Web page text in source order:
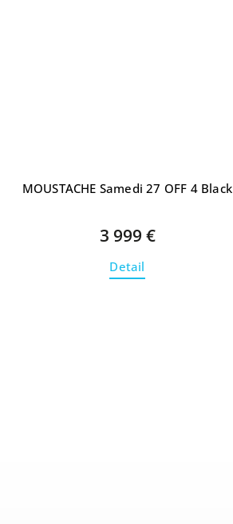
MOUSTACHE Samedi 27 OFF 4 Black
3 999 €
Detail